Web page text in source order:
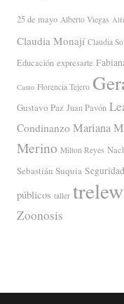
25 de mayo Alberto Viegas
Claudia Monají Claudia
Educación expresarte
Canto Florencia Tejero
Gustavo Paz Juan Pavón
Condinanzo Mariana
Merino Milton Reyes
Sebastián Suquia Seguridad
públicos taller trelew
Zoonosis